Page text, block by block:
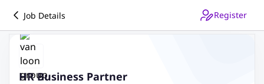
Job Details Register
HR Business Partner